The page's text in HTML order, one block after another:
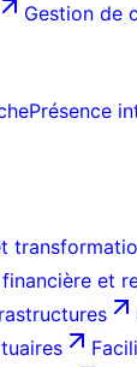
Gestion de
Présence
et